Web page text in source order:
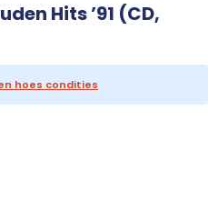
Hits ’91 (CD,
hoes condities